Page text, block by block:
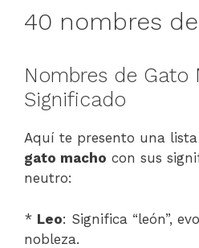
40 nombres
Nombres de Gato
Significado
Aquí te presento una
gato macho con sus
neutro:
* Leo: Significa “león”,
nobleza.